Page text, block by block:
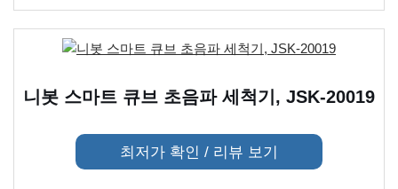
니봇 스마트 큐브 초음파 세척기, JSK-20019
최저가 확인 / 리뷰 보기